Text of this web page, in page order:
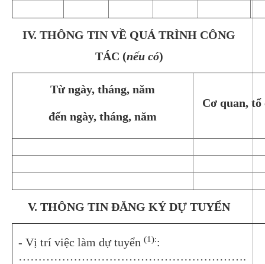
IV. THÔNG TIN VỀ QUÁ TRÌNH CÔNG
TÁC (nếu có)
Từ ngày, tháng, năm
đến ngày, tháng, năm
Cơ quan, tổ
V. THÔNG TIN ĐĂNG KÝ DỰ TUYỂN
- Vị trí việc làm dự tuyển(1)::
………………………………………………….